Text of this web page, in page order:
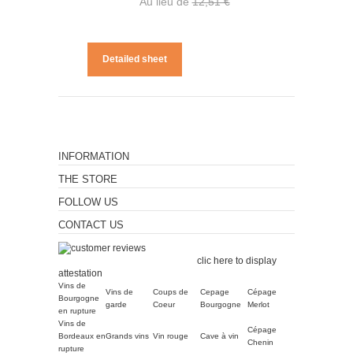
Detailed sheet
INFORMATION
THE STORE
FOLLOW US
CONTACT US
clic here to display
attestation
Vins de
Bourgogne
en rupture
Vins de
garde
Coups de
Coeur
Cepage
Bourgogne
Cépage
Merlot
Vins de
Bordeaux en
rupture
Grands vins Vin rouge Cave à vin
Cépage
Chenin